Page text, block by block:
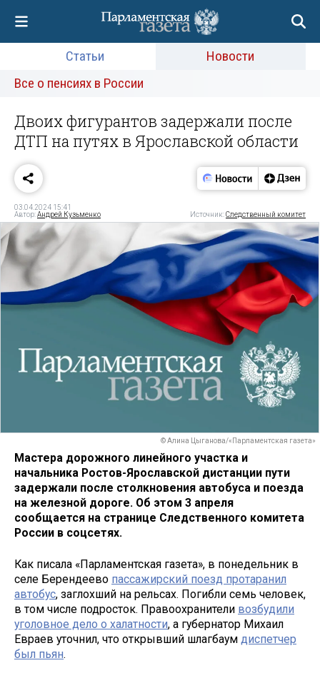
Статьи
Новости
Все о пенсиях в России
Двоих фигурантов задержали после
ДТП на путях в Ярославской области
03.04.2024 15:41
Автор:Андрей Кузьменко Источник:Следственный комитет
© Алина Цыганова/«Парламентская газета»
Мастера дорожного линейного участка и
начальника Ростов-Ярославской дистанции пути
задержали после столкновения автобуса и поезда
на железной дороге. Об этом 3 апреля
сообщается на странице Следственного комитета
России в соцсетях.
Как писала «Парламентская газета», в понедельник в
селе Берендеево пассажирский поезд протаранил
автобус, заглохший на рельсах. Погибли семь человек,
в том числе подросток. Правоохранители возбудили
уголовное дело о халатности, а губернатор Михаил
Евраев уточнил, что открывший шлагбаум диспетчер
был пьян.